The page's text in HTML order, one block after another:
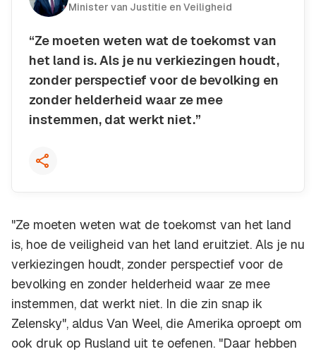
Minister van Justitie en Veiligheid
“Ze moeten weten wat de toekomst van
het land is. Als je nu verkiezingen houdt,
zonder perspectief voor de bevolking en
zonder helderheid waar ze mee
instemmen, dat werkt niet.”
Kopieer quote
"Ze moeten weten wat de toekomst van het land
is, hoe de veiligheid van het land eruitziet. Als je nu
verkiezingen houdt, zonder perspectief voor de
bevolking en zonder helderheid waar ze mee
instemmen, dat werkt niet. In die zin snap ik
Zelensky", aldus Van Weel, die Amerika oproept om
ook druk op Rusland uit te oefenen. "Daar hebben